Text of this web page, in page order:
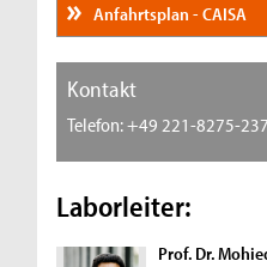
Anfahrtsplan - CAISA
Kontakt
Telefon: +49 221-8275-
Laborleiter:
Prof. Dr.